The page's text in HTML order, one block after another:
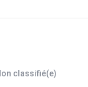
classifié(e)